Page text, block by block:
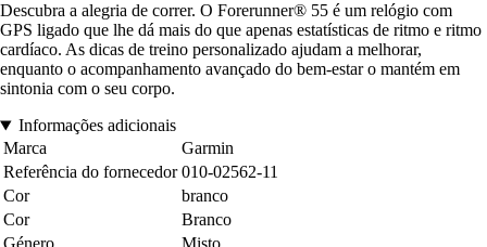
Descubra a alegria de correr. O Forerunner® 55 é um relógio com
GPS ligado que lhe dá mais do que apenas estatísticas de ritmo e ritmo
cardíaco. As dicas de treino personalizado ajudam a melhorar,
enquanto o acompanhamento avançado do bem-estar o mantém em
sintonia com o seu corpo.
Informações adicionais
Marca
Garmin
Referência do fornecedor 010-02562-11
Cor
branco
Cor
Branco